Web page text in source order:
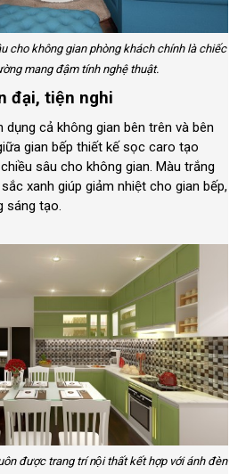
không gian phòng khách chính là chiếc
mang đậm tính nghệ thuật.
đại, tiện nghi
dụng cả không gian bên trên và bên
gian bếp thiết kế sọc caro tạo
sâu cho không gian. Màu trắng
xanh giúp giảm nhiệt cho gian bếp,
sáng tạo.
trang trí nội thất kết hợp với ánh đèn